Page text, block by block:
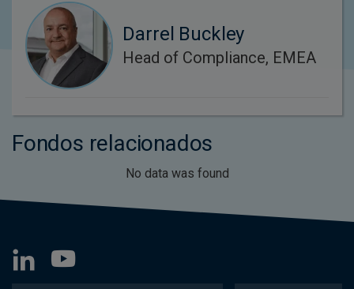
Darrel Buckley
Head of Compliance, EMEA
Fondos relacionados
No data was found